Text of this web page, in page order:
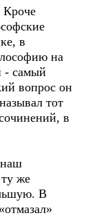
Кроче
в
на
- самый
вопрос он
тот
в
же
В